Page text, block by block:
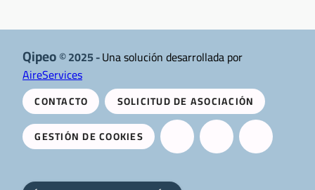
Qipeo© 2025 -Una solución desarrollada por
AireServices
CONTACTO
SOLICITUD DE ASOCIACIÓN
GESTIÓN DE COOKIES